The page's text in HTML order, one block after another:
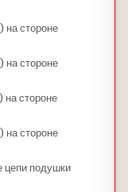
на стороне
на стороне
на стороне
на стороне
цепи подушки